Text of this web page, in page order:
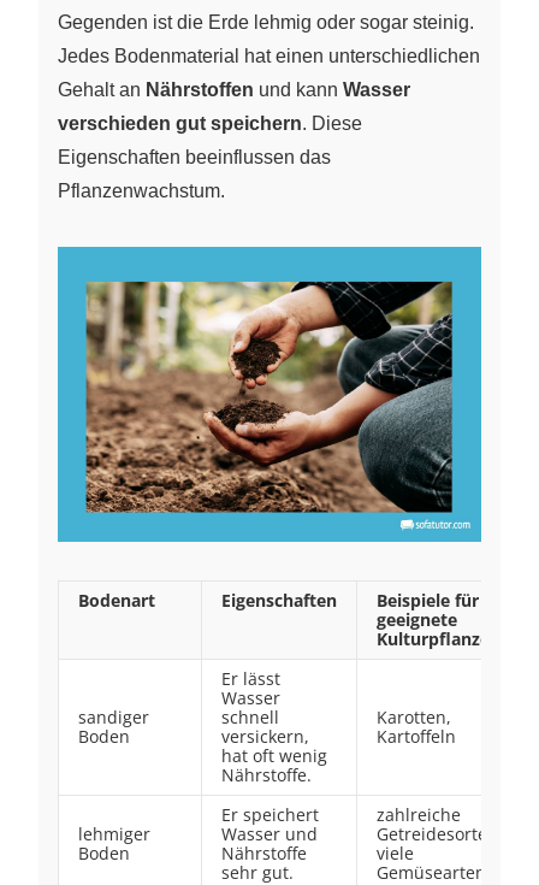
Gegenden ist die Erde lehmig oder sogar steinig.
Jedes Bodenmaterial hat einen unterschiedlichen
Gehalt an Nährstoffen und kann Wasser
verschieden gut speichern. Diese
Eigenschaften beeinflussen das
Pflanzenwachstum.
Bodenart Eigenschaften
Beispiele für
geeignete
Kulturpflanzen
sandiger
Boden
Er lässt
Wasser
schnell
versickern,
hat oft wenig
Nährstoffe.
Karotten,
Kartoffeln
lehmiger
Boden
Er speichert
Wasser und
Nährstoffe
sehr gut.
zahlreiche
Getreidesorten,
viele
Gemüsearten